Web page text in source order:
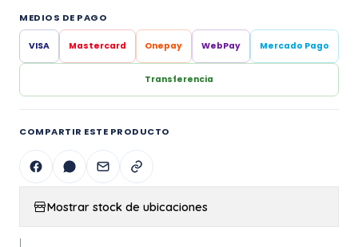
MEDIOS DE PAGO
VISA Mastercard Onepay WebPay Mercado Pago
Transferencia
COMPARTIR ESTE PRODUCTO
Mostrar stock de ubicaciones
|